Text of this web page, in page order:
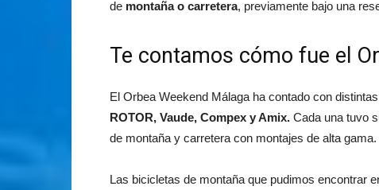
de montaña o carretera, previamente bajo una
Te contamos cómo fue el
El Orbea Weekend Málaga ha contado con
ROTOR, Vaude, Compex y Amix. Cada una tuvo
de montaña y carretera con montajes de alta gama.
Las bicicletas de montaña que pudimos encontrar